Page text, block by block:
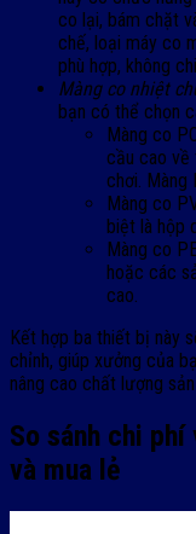
co lại, bám chặt
chế, loại máy co
phù hợp, không
Màng co nhiệt
bạn có thể chọn
Màng co
cầu cao về
chơi. Màng
Màng co
biệt là hộp
Màng co
hoặc các
cao.
Kết hợp ba thiết bị này
chỉnh, giúp xưởng của
nâng cao chất lượng
So sánh chi
và mua lẻ